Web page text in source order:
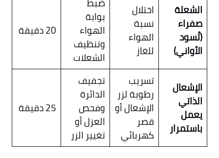
الشعلة
صفراء
(تُسود
الأواني)
اختلال
نسبة
الهواء
للغاز
بوابة
الهواء
وتنظيف
الشعلات
20 دقيقة
الإشعال
الذاتي
يعمل
باستمرار
تسريب
رطوبة لزر
الإشعال أو
قصر
كهربائي
تجفيف
الدائرة
وفحص
العزل أو
تغيير الزر
25 دقيقة